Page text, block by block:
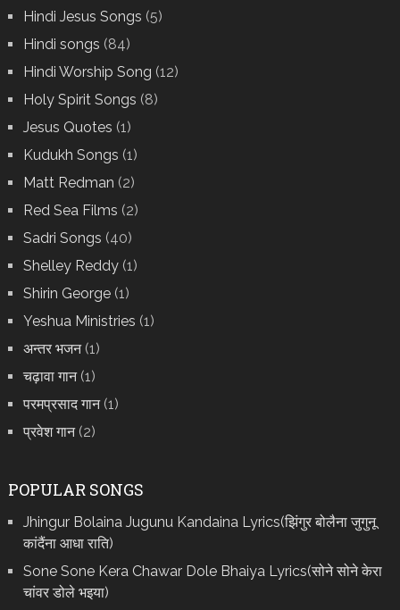
Hindi Jesus Songs (5)
Hindi songs (84)
Hindi Worship Song (12)
Holy Spirit Songs (8)
Jesus Quotes (1)
Kudukh Songs (1)
Matt Redman (2)
Red Sea Films (2)
Sadri Songs (40)
Shelley Reddy(1)
Shirin George(1)
Yeshua Ministries (1)
अन्तर भजन(1)
चढ़ावा गान(1)
परमप्रसाद गान(1)
प्रवेश गान(2)
POPULAR SONGS
Jhingur Bolaina Jugunu Kandaina Lyrics(झिंगुर बोलैना जुगुनू
कांदैंना आधा राति)
Sone Sone Kera Chawar Dole Bhaiya Lyrics(सोने सोने केरा
चांवर डोले भइया)